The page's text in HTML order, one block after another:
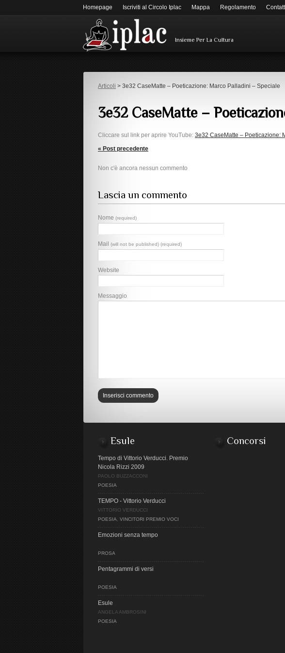
Homepage Iscriviti al Circolo Iplac Mappa Regolamento
Insieme Per La Cultura
Articoli > 3e32 CaseMatte – Poeticazione: Marco Palladini – Speciale
3e32 CaseMatte –
Cliccare sul link per aprire YouTube: 3e32 CaseMatte – Poeticazione:
« Post precedente
Non c'è ancora nessun commento
Lascia un commento
Nome (required)
Mail (will not be published) (required)
Website
Messaggio
Esule
Tempo di Vittorio Verducci. Premio
Nicola Rizzi 2009
PAOLO BUZZACCONI
POESIA
TEMPO - Vittorio Verducci
VITTORIO VERDUCCI
POESIA
VINCITORI PREMIO VOCI
Emozioni senza tempo
PROSA
Pentagrammi di versi
POESIA
Esule
ANGELA AMBROSINI
POESIA
Concorsi